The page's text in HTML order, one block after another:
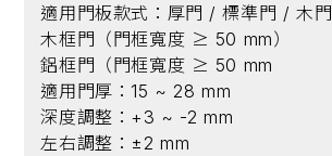
適用門板款式：厚門 / 標準門 / 木門
木框門（門框寬度 ≥ 50 mm）
鋁框門（門框寬度 ≥ 50 mm
適用門厚：15 ~ 28 mm
深度調整：+3 ~ -2 mm
左右調整：±2 mm